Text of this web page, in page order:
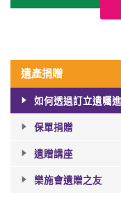
遺產捐贈
如何透過訂立遺囑
保單捐贈
遺贈講座
樂施會遺贈之友